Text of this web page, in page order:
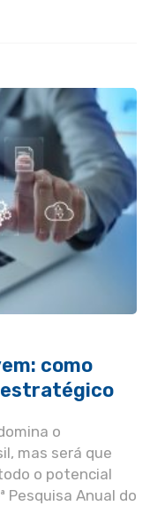
como
estratégico
o
mas será que
o potencial
Pesquisa Anual do